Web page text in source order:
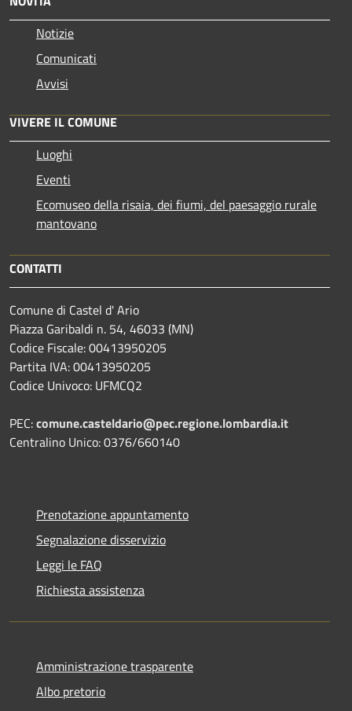
Notizie
Comunicati
Avvisi
VIVERE IL COMUNE
Luoghi
Eventi
Ecomuseo della risaia, dei fiumi, del paesaggio rurale
mantovano
CONTATTI
Comune di Castel d' Ario
Piazza Garibaldi n. 54, 46033 (MN)
Codice Fiscale: 00413950205
Partita IVA: 00413950205
Codice Univoco: UFMCQ2
PEC:comune.casteldario@pec.regione.lombardia.it
Centralino Unico: 0376/660140
Prenotazione appuntamento
Segnalazione disservizio
Leggi le FAQ
Richiesta assistenza
Amministrazione trasparente
Albo pretorio